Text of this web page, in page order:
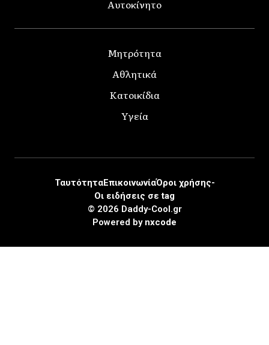
Αυτοκίνητο
Μητρότητα
Αθλητικά
Κατοικίδια
Υγεία
© 2026 Daddy-Cool.gr
ΤαυτότηταΕπικοινωνίαΌροι χρήσης-
Οι ειδήσεις σε tag
Powered by nxcode